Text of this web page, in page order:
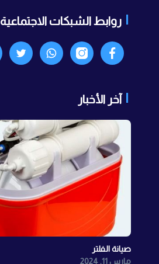
روابط الشبكات الاجتماعية
Facebookانستجرامواتساب
آخر الأخبار
صيانة الفلتر
مارس 11, 2024